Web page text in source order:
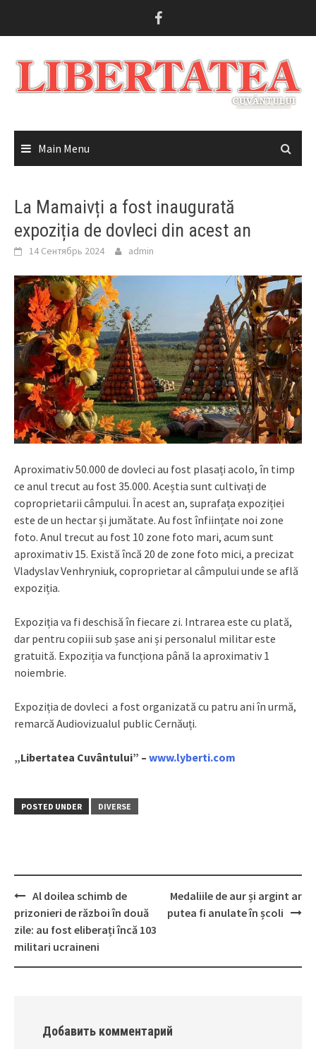
Main Menu
La Mamaivți a fost inaugurată
expoziția de dovleci din acest an
14 Сентябрь 2024 admin
Aproximativ 50.000 de dovleci au fost plasați acolo, în timp
ce anul trecut au fost 35.000. Aceștia sunt cultivați de
coproprietarii câmpului. În acest an, suprafața expoziției
este de un hectar și jumătate. Au fost înființate noi zone
foto. Anul trecut au fost 10 zone foto mari, acum sunt
aproximativ 15. Există încă 20 de zone foto mici, a precizat
Vladyslav Venhryniuk, coproprietar al câmpului unde se află
expoziția.
Expoziția va fi deschisă în fiecare zi. Intrarea este cu plată,
dar pentru copiii sub șase ani și personalul militar este
gratuită. Expoziția va funcționa până la aproximativ 1
noiembrie.
Expoziția de dovleci a fost organizată cu patru ani în urmă,
remarcă Audiovizualul public Cernăuți.
„Libertatea Cuvântului” – www.lyberti.com
POSTED UNDER DIVERSE
Post
navigation
Al doilea schimb de
prizonieri de război în două
zile: au fost eliberați încă 103
militari ucraineni
Medaliile de aur și argint ar
putea fi anulate în școli
Добавить комментарий